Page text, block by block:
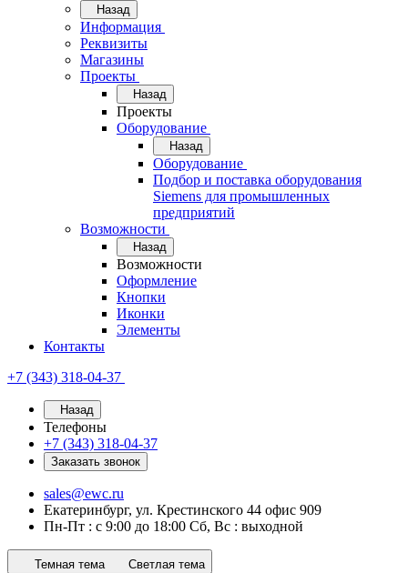
Назад
Информация
Реквизиты
Магазины
Проекты
Назад
Проекты
Оборудование
Назад
Оборудование
Подбор и поставка оборудования
Siemens для промышленных
предприятий
Возможности
Назад
Возможности
Оформление
Кнопки
Иконки
Элементы
Контакты
+7 (343) 318-04-37
Назад
Телефоны
+7 (343) 318-04-37
Заказать звонок
sales@ewc.ru
Екатеринбург, ул. Крестинского 44 офис 909
Пн-Пт : с 9:00 до 18:00 Сб, Вс : выходной
Темная тема Светлая тема